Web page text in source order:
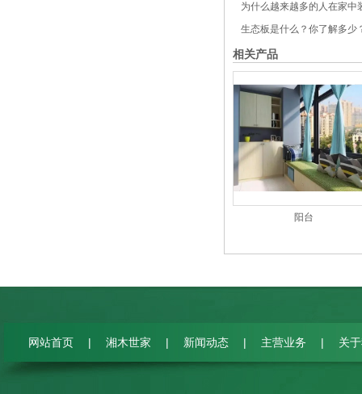
为什么越来越多的人在家中
生态板是什么？你了解多少
相关产品
阳台
网站首页 | 湘木世家 | 新闻动态 | 主营业务 | 关